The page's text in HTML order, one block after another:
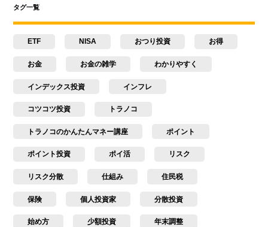
タグ一覧
ETF NISA おつり投資 お得
お金 お金の雑学 わかりやすく
インデックス投資 インフレ
コツコツ投資 トラノコ
トラノコのかんたんマネー講座 ポイント
ポイント投資 ポイ活 リスク
リスク分散 仕組み 住民税
保険 個人投資家 分散投資
始め方 少額投資 年末調整